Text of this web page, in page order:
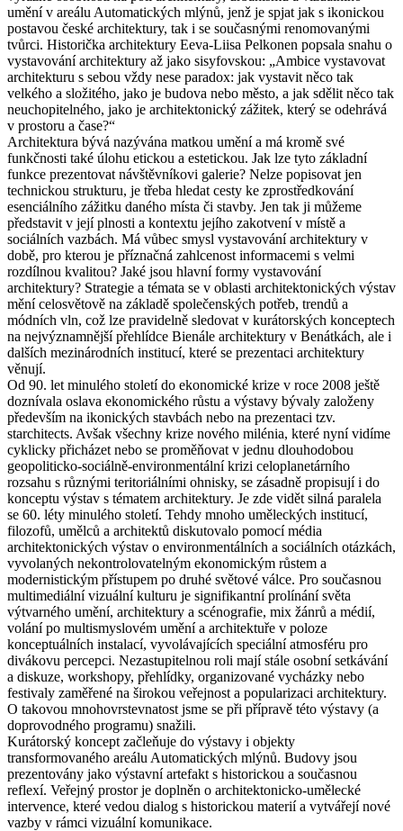
umění v areálu Automatických mlýnů, jenž je spjat jak s ikonickou
postavou české architektury, tak i se současnými renomovanými
tvůrci. Historička architektury Eeva‑Liisa Pelkonen popsala snahu o
vystavování architektury až jako sisyfovskou: „Ambice vystavovat
architekturu s sebou vždy nese paradox: jak vystavit něco tak
velkého a složitého, jako je budova nebo město, a jak sdělit něco tak
neuchopitelného, jako je architektonický zážitek, který se odehrává
v prostoru a čase?“
Architektura bývá nazývána matkou umění a má kromě své
funkčnosti také úlohu etickou a estetickou. Jak lze tyto základní
funkce prezentovat návštěvníkovi galerie? Nelze popisovat jen
technickou strukturu, je třeba hledat cesty ke zprostředkování
esenciálního zážitku daného místa či stavby. Jen tak ji můžeme
představit v její plnosti a kontextu jejího zakotvení v místě a
sociálních vazbách. Má vůbec smysl vystavování architektury v
době, pro kterou je příznačná zahlcenost informacemi s velmi
rozdílnou kvalitou? Jaké jsou hlavní formy vystavování
architektury? Strategie a témata se v oblasti architektonických výstav
mění celosvětově na základě společenských potřeb, trendů a
módních vln, což lze pravidelně sledovat v kurátorských konceptech
na nejvýznamnější přehlídce Bienále architektury v Benátkách, ale i
dalších mezinárodních institucí, které se prezentaci architektury
věnují.
Od 90. let minulého století do ekonomické krize v roce 2008 ještě
doznívala oslava ekonomického růstu a výstavy bývaly založeny
především na ikonických stavbách nebo na prezentaci tzv.
starchitects. Avšak všechny krize nového milénia, které nyní vidíme
cyklicky přicházet nebo se proměňovat v jednu dlouhodobou
geopoliticko‑sociálně‑environmentální krizi celoplanetárního
rozsahu s různými teritoriálními ohnisky, se zásadně propisují i do
konceptu výstav s tématem architektury. Je zde vidět silná paralela
se 60. léty minulého století. Tehdy mnoho uměleckých institucí,
filozofů, umělců a architektů diskutovalo pomocí média
architektonických výstav o environmentálních a sociálních otázkách,
vyvolaných nekontrolovatelným ekonomickým růstem a
modernistickým přístupem po druhé světové válce. Pro současnou
multimediální vizuální kulturu je signifikantní prolínání světa
výtvarného umění, architektury a scénografie, mix žánrů a médií,
volání po multismyslovém umění a architektuře v poloze
konceptuálních instalací, vyvolávajících speciální atmosféru pro
divákovu percepci. Nezastupitelnou roli mají stále osobní setkávání
a diskuze, workshopy, přehlídky, organizované vycházky nebo
festivaly zaměřené na širokou veřejnost a popularizaci architektury.
O takovou mnohovrstevnatost jsme se při přípravě této výstavy (a
doprovodného programu) snažili.
Kurátorský koncept začleňuje do výstavy i objekty
transformovaného areálu Automatických mlýnů. Budovy jsou
prezentovány jako výstavní artefakt s historickou a současnou
reflexí. Veřejný prostor je doplněn o architektonicko‑umělecké
intervence, které vedou dialog s historickou materií a vytvářejí nové
vazby v rámci vizuální komunikace.